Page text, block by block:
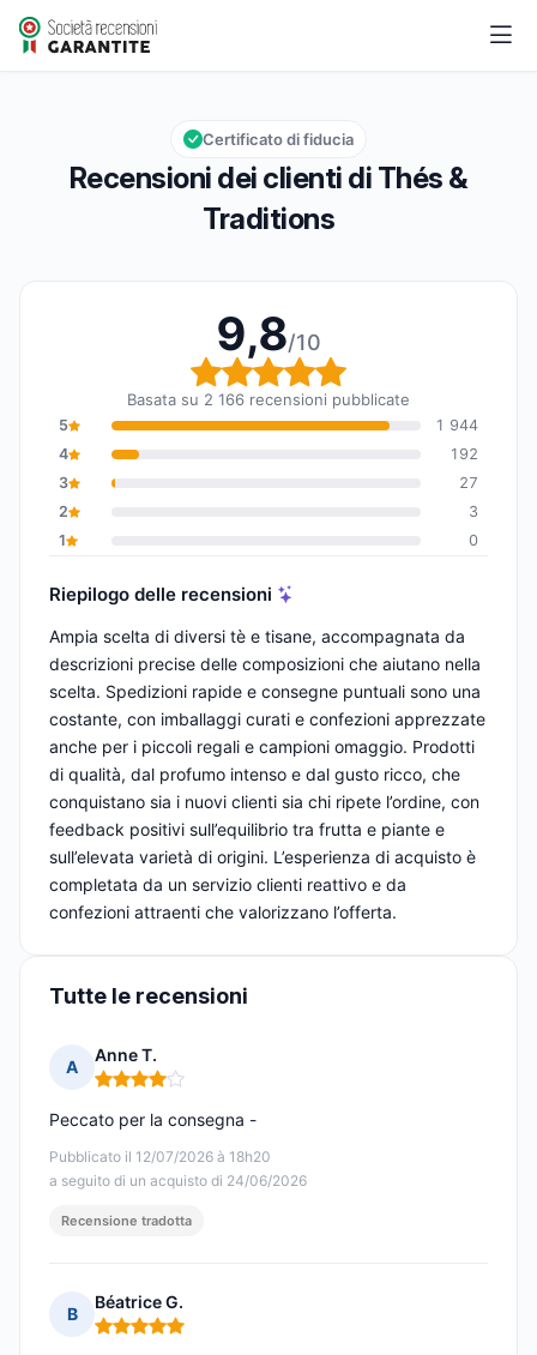
Thés & Traditions
Valutazione globale: 9,8 su 10
9,8/10
Recensioni dei clienti di Thés &
Traditions
Certificato di fiducia
9,8/10
Valutazione globale:
Basata su 2 166 recensioni pubblicate
5
1 944
4
192
3
27
2
3
1
0
Riepilogo delle recensioni
Ampia scelta di diversi tè e tisane, accompagnata da
descrizioni precise delle composizioni che aiutano nella
scelta. Spedizioni rapide e consegne puntuali sono una
costante, con imballaggi curati e confezioni apprezzate
anche per i piccoli regali e campioni omaggio. Prodotti
di qualità, dal profumo intenso e dal gusto ricco, che
conquistano sia i nuovi clienti sia chi ripete l’ordine, con
feedback positivi sull’equilibrio tra frutta e piante e
sull’elevata varietà di origini. L’esperienza di acquisto è
completata da un servizio clienti reattivo e da
confezioni attraenti che valorizzano l’offerta.
Tutte le recensioni
A
Anne T.
Nota: 4 su 5
Pubblicato il 12/07/2026 à 18h20
a seguito di un acquisto di 24/06/2026
Peccato per la consegna -
Recensione tradotta
B
Béatrice G.
Nota: 5 su 5